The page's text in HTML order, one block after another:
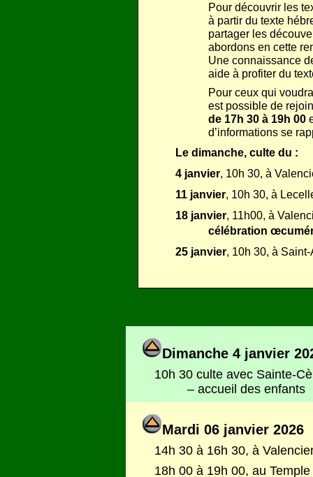
Pour découvrir les
à partir du texte
partager les
abordons en cette
Une connaissance
aide à profiter du
Pour ceux qui
est possible de
de 17h 30 à 19h 00
d’informations se
Le dimanche, culte du :
4 janvier, 10h 30, à
11 janvier, 10h 30, à
18 janvier, 11h00, à
célébration
25 janvier, 10h 30, à
Dimanche 4 janvier
10h 30 culte avec Sainte-
– accueil des enfants
Mardi 06 janvier 2026
14h 30 à 16h 30, à
18h 00 à 19h 00, au